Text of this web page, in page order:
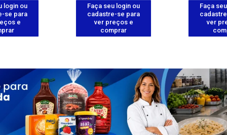
login ou
se para
e
Faça seu login ou
cadastre-se para
ver preços e
comprar
Faça
ver